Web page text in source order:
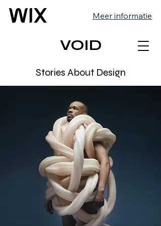
Meer informatie